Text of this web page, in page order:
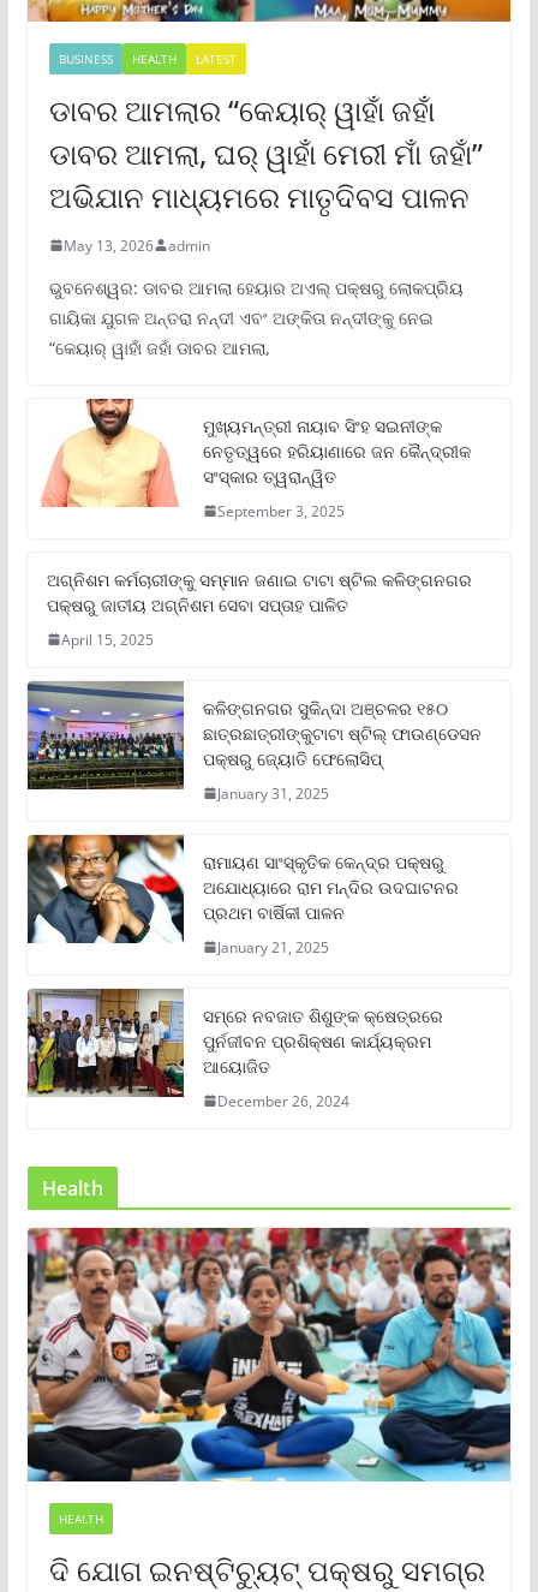
BUSINESS HEALTH LATEST
ଡାବର ଆମଲାର “କେୟାର୍ ୱାହାଁ ଜହାଁ
ଡାବର ଆମଲା, ଘର୍ ୱାହାଁ ମେରୀ ମାଁ ଜହାଁ”
ଅଭିଯାନ ମାଧ୍ୟମରେ ମାତୃଦିବସ ପାଳନ
May 13, 2026 admin
ଭୁବନେଶ୍ୱର: ଡାବର ଆମଲା ହେୟାର ଅଏଲ୍ ପକ୍ଷରୁ ଲୋକପ୍ରିୟ
ଗାୟିକା ଯୁଗଳ ଅନ୍ତରା ନନ୍ଦୀ ଏବଂ ଅଙ୍କିତା ନନ୍ଦୀଙ୍କୁ ନେଇ
“କେୟାର୍ ୱାହାଁ ଜହାଁ ଡାବର ଆମଲା,
ମୁଖ୍ୟମନ୍ତ୍ରୀ ନାୟାବ ସିଂହ ସଇନୀଙ୍କ
ନେତୃତ୍ୱରେ ହରିୟାଣାରେ ଜନ କୈନ୍ଦ୍ରୀକ
ସଂସ୍କାର ତ୍ୱରାନ୍ୱିତ
September 3, 2025
ଅଗ୍ନିଶମ କର୍ମଚାରୀଙ୍କୁ ସମ୍ମାନ ଜଣାଇ ଟାଟା ଷ୍ଟିଲ କଳିଙ୍ଗନଗର
ପକ୍ଷରୁ ଜାତୀୟ ଅଗ୍ନିଶମ ସେବା ସପ୍ତାହ ପାଳିତ
April 15, 2025
କଳିଙ୍ଗନଗର ସୁକିନ୍ଦା ଅଞ୍ଚଳର ୧୫୦
ଛାତ୍ରଛାତ୍ରୀଙ୍କୁଟାଟା ଷ୍ଟିଲ୍ ଫାଉଣ୍ଡେସନ
ପକ୍ଷରୁ ଜ୍ୟୋତି ଫେଲୋସିପ୍‌
January 31, 2025
ରାମାୟଣ ସାଂସ୍କୃତିକ କେନ୍ଦ୍ର ପକ୍ଷରୁ
ଅଯୋଧ୍ୟାରେ ରାମ ମନ୍ଦିର ଉଦଘାଟନର
ପ୍ରଥମ ବାର୍ଷିକୀ ପାଳନ
January 21, 2025
ସମ୍‌ରେ ନବଜାତ ଶିଶୁଙ୍କ କ୍ଷେତ୍ରରେ
ପୁର୍ନଜୀବନ ପ୍ରଶିକ୍ଷଣ କାର୍ଯ୍ୟକ୍ରମ
ଆୟୋଜିତ
December 26, 2024
Health
HEALTH
ଦି ଯୋଗ ଇନଷ୍ଟିଚ୍ୟୁଟ୍ ପକ୍ଷରୁ ସମଗ୍ର